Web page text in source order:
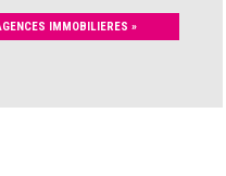
IMMOBILIERES »